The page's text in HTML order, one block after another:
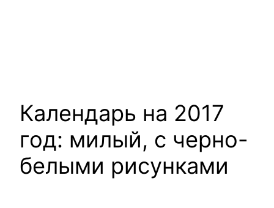
Календарь на 2017
год: милый, с черно-
белыми рисунками